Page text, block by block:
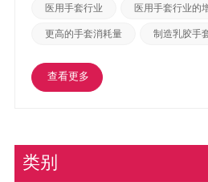
以置信的增长 医用手套行业、其
扩张的因素。 1...
医用手套行业 医用手套行业的
更高的手套消耗量 制造乳胶手
查看更多
类别